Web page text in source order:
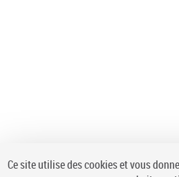
Ce site utilise des cookies et vous